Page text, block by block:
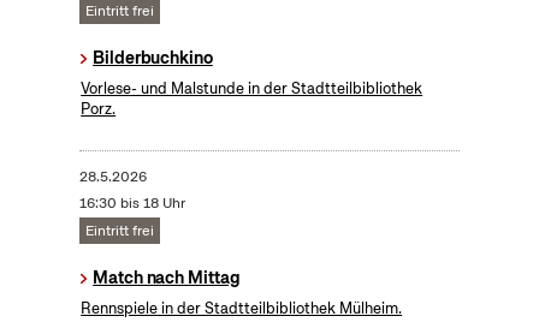
Eintritt frei
Bilderbuchkino
Vorlese- und Malstunde in der Stadtteilbibliothek
Porz.
28.5.2026
16:30 bis 18 Uhr
Eintritt frei
Match nach Mittag
Rennspiele in der Stadtteilbibliothek Mülheim.